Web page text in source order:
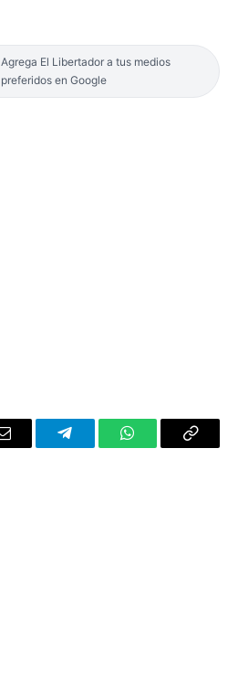
Agrega El Libertador a tus medios
preferidos en Google
Email TelegramWhatsAppCopy